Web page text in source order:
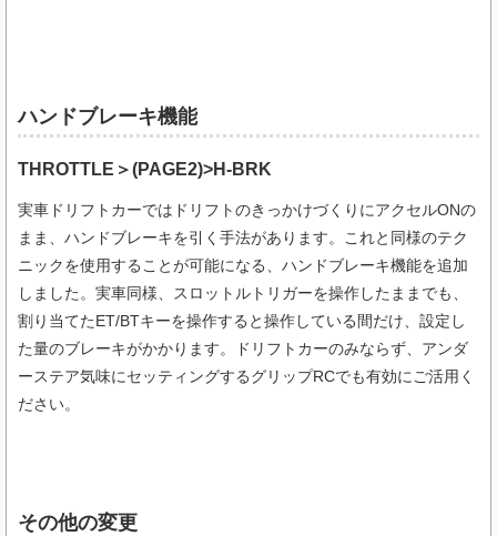
ハンドブレーキ機能
THROTTLE＞(PAGE2)>H-BRK
実車ドリフトカーではドリフトのきっかけづくりにアクセルONの
まま、ハンドブレーキを引く手法があります。これと同様のテク
ニックを使用することが可能になる、ハンドブレーキ機能を追加
しました。実車同様、スロットルトリガーを操作したままでも、
割り当てたET/BTキーを操作すると操作している間だけ、設定し
た量のブレーキがかかります。ドリフトカーのみならず、アンダ
ーステア気味にセッティングするグリップRCでも有効にご活用く
ださい。
その他の変更